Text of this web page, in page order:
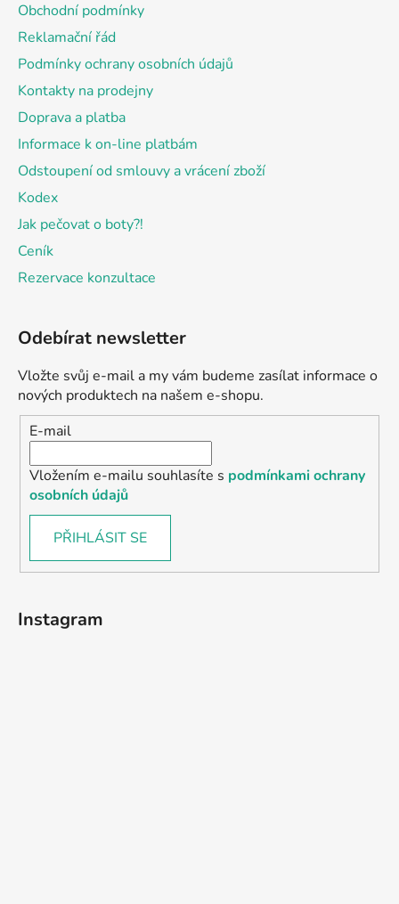
Obchodní podmínky
Reklamační řád
Podmínky ochrany osobních údajů
Kontakty na prodejny
Doprava a platba
Informace k on-line platbám
Odstoupení od smlouvy a vrácení zboží
Kodex
Jak pečovat o boty?!
Ceník
Rezervace konzultace
Odebírat newsletter
Vložte svůj e-mail a my vám budeme zasílat informace o
nových produktech na našem e-shopu.
E-mail
Vložením e-mailu souhlasíte s podmínkami ochrany
osobních údajů
PŘIHLÁSIT SE
Instagram